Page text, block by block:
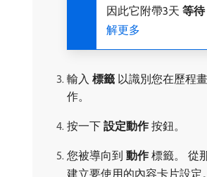
因此它附帶3天​ 等待
解更多
輸入​ 標籤 以識別您在歷程
作。
按一下​ 設定動作​按鈕。
您被導向到​ 動作標籤。 從
建立要使用的內容卡片設定